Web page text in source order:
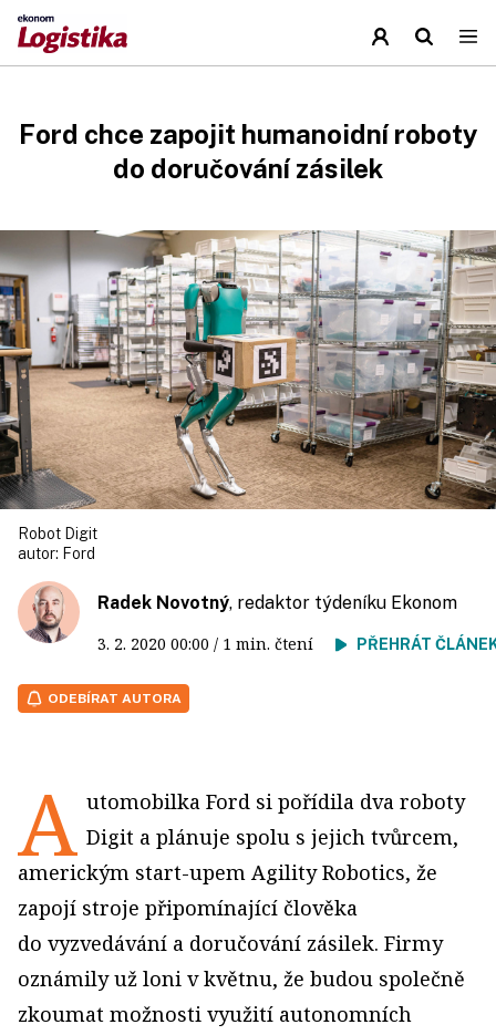
Ford chce zapojit humanoidní roboty
do doručování zásilek
Robot Digit
autor: Ford
Radek Novotný, redaktor týdeníku Ekonom
3. 2. 2020 00:00 / 1 min. čtení PŘEHRÁT
ODEBÍRAT AUTORA
A utomobilka Ford si pořídila dva roboty
Digit a plánuje spolu s jejich tvůrcem,
americkým start-upem Agility Robotics, že
zapojí stroje připomínající člověka
do vyzvedávání a doručování zásilek. Firmy
oznámily už loni v květnu, že budou společně
zkoumat možnosti využití autonomních